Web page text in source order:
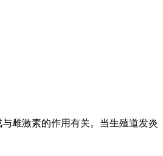
雌激素的作用有关。当生殖道发炎